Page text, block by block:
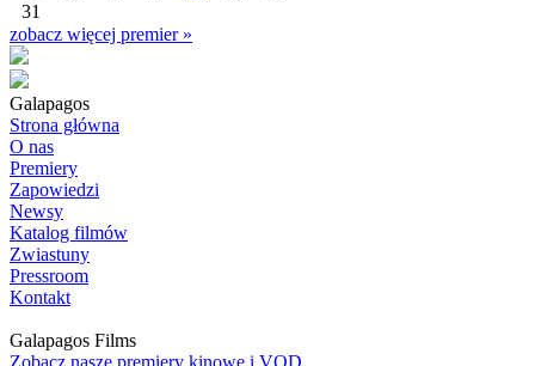
31
zobacz więcej premier »
Galapagos
Strona główna
O nas
Premiery
Zapowiedzi
Newsy
Katalog filmów
Zwiastuny
Pressroom
Kontakt
Galapagos Films
Zobacz nasze premiery kinowe i VOD